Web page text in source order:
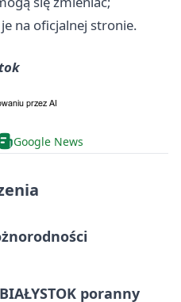
na oficjalnej stronie.
Google News
poranny